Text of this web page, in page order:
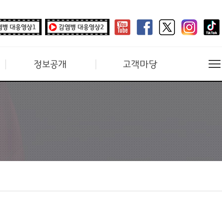
정보공개 고객마당